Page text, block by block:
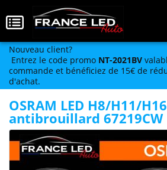
Nouveau client?
Entrez le code promo NT-2021BV
commande et bénéficiez de 15€ de
d'achat.
OSRAM LED H8/H11/
antibrouillard 67219CW